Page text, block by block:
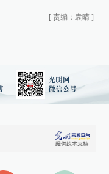
[ 责编：袁晴 ]